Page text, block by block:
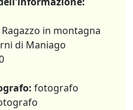
Ragazzo in montagna
di Maniago
fotografo